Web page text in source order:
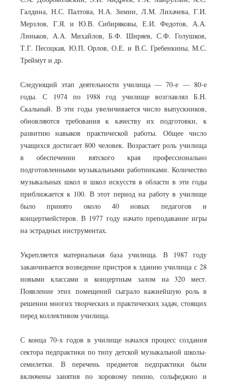
Галдина, Н.С. Палтова, Н.А. Зимин, Л.М. Лихачева, Г.И.
Мерзлов, Г.Я. и Ю.В. Сибиряковы, Е.И. Федотов, А.А.
Линьков, А.А. Михайлов, Б.Ф. Ширяев, С.Ф. Голушков,
Т.Г. Песоцкая, Ю.П. Орлов, О.Е. и В.С. Гребенкины, М.С.
Треймут и др.
Следующий этап деятельности училища — 70-е — 80-е
годы. С 1974 по 1988 год училище возглавлял Б.Н.
Скальный. В эти годы увеличивается число выпускников,
обновляются требования к качеству их подготовки, к
развитию навыков практической работы. Общее число
учащихся достигает 800 человек. Возрастает роль училища
в обеспечении вятского края профессионально
подготовленными музыкальными работниками. Количество
музыкальных школ и школ искусств в области в эти годы
приближается к 100. В этот период на работу в училище
было принято около 40 новых педагогов и
концертмейстеров. В 1977 году начато преподавание игры
на эстрадных инструментах.
Укрепляется материальная база училища. В 1987 году
заканчивается возведение пристроя к зданию училища с 28
новыми классами и концертным залом на 320 мест.
Появление этих помещений сыграло важнейшую роль в
решении многих творческих и практических задач, стоящих
перед коллективом училища.
С конца 70-х годов в училище начался процесс создания
сектора педпрактики по типу детской музыкальной школы-
семилетки. В перечень предметов педпрактики были
включены занятия по хоровому пению, сольфеджио и